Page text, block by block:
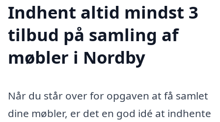
Indhent altid mindst 3
tilbud på samling af
møbler i Nordby
Når du står over for opgaven at få samlet
dine møbler, er det en god idé at indhente